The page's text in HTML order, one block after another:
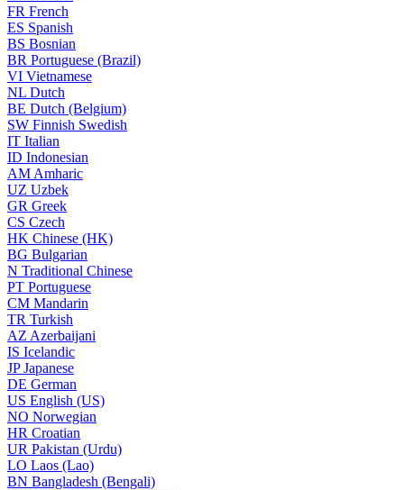
FR French
ES Spanish
BS Bosnian
BR Portuguese (Brazil)
VI Vietnamese
NL Dutch
BE Dutch (Belgium)
SW Finnish Swedish
IT Italian
ID Indonesian
AM Amharic
UZ Uzbek
GR Greek
CS Czech
HK Chinese (HK)
BG Bulgarian
N Traditional Chinese
PT Portuguese
CM Mandarin
TR Turkish
AZ Azerbaijani
IS Icelandic
JPJapanese
DE German
US English (US)
NO Norwegian
HR Croatian
UR Pakistan (Urdu)
LO Laos (Lao)
BN Bangladesh (Bengali)